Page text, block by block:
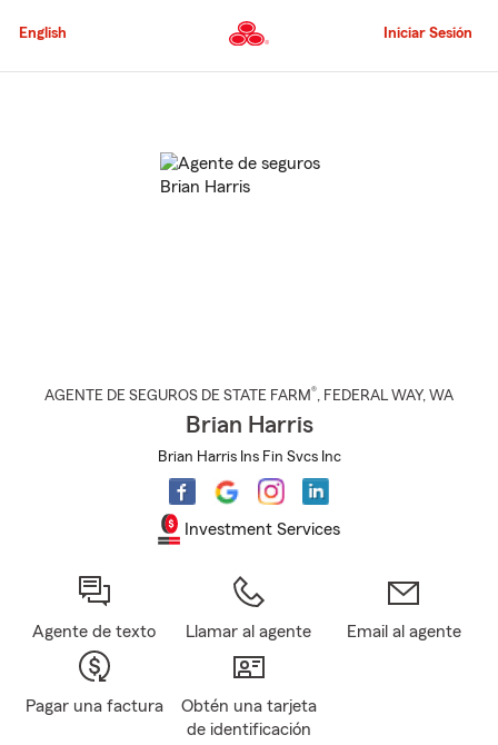
al
principal
English Iniciar Sesión
AGENTE DE SEGUROS DE STATE FARM®, FEDERAL WAY, WA
Brian Harris
Brian Harris Ins Fin Svcs Inc
Investment Services
Agente de texto Llamar al agente Email al agente
Pagar una factura
Obtén una tarjeta
de identificación